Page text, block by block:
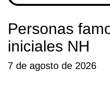
Personas
iniciales NH
7 de agosto de 2026